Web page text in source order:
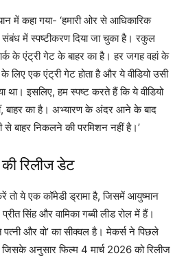
में कहा गया- ‘हमारी ओर से आधिकारिक
में स्पष्टीकरण दिया जा चुका है। रकुल
के एंट्री गेट के बाहर का है। हर जगह वहां के
लिए एक एंट्री गेट होता है और ये वीडियो उसी
था। इसलिए, हम स्पष्ट करते हैं कि ये वीडियो
बाहर का है। अभ्यारण के अंदर आने के बाद
से बाहर निकलने की परमिशन नहीं है।’
की रिलीज डेट
तो ये एक कॉमेडी ड्रामा है, जिसमें आयुष्मान
सिंह और वामिका गब्बी लीड रोल में हैं।
पत्नी और वो’ का सीक्वल है। मेकर्स ने पिछले
जिसके अनुसार फिल्म 4 मार्च 2026 को रिलीज